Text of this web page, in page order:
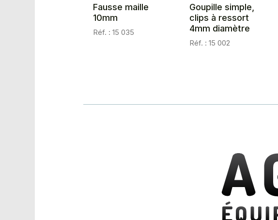
Fausse maille
10mm
Réf. : 15 035
Goupille simple,
clips à ressort
4mm diamètre
Réf. : 15 002